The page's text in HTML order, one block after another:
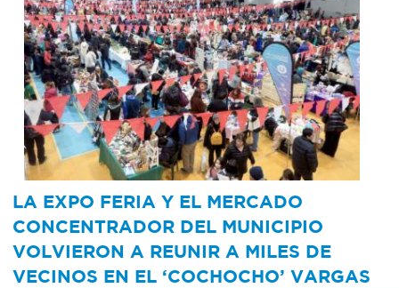
LA EXPO FERIA Y EL MERCADO
CONCENTRADOR DEL MUNICIPIO
VOLVIERON A REUNIR A MILES DE
VECINOS EN EL ‘COCHOCHO’ VARGAS